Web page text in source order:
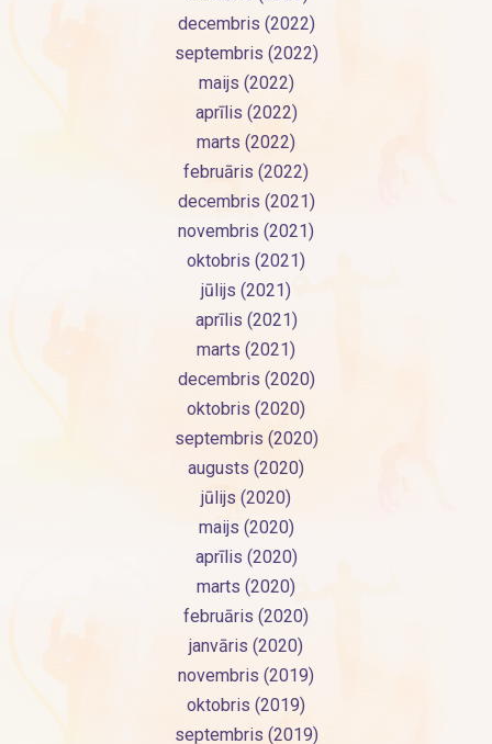
decembris (2022)
septembris (2022)
maijs (2022)
aprīlis (2022)
marts (2022)
februāris (2022)
decembris (2021)
novembris (2021)
oktobris (2021)
jūlijs (2021)
aprīlis (2021)
marts (2021)
decembris (2020)
oktobris (2020)
septembris (2020)
augusts (2020)
jūlijs (2020)
maijs (2020)
aprīlis (2020)
marts (2020)
februāris (2020)
janvāris (2020)
novembris (2019)
oktobris (2019)
septembris (2019)